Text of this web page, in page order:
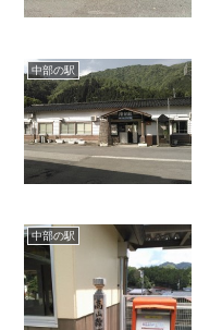
中部の駅
中部の駅